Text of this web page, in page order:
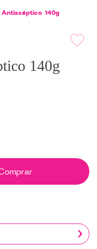
140g
140g